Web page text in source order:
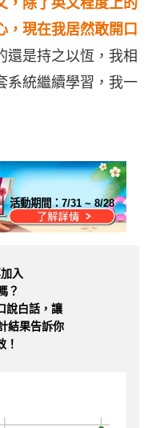
，除了英文程度上的
，現在我居然敢開口
還是持之以恆，我相
系統繼續學習，我一
活動期間：7/31 ~ 8/28
入
？
說白話，讓
結果告訴你
！